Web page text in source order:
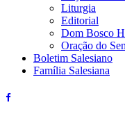
Liturgia
Editorial
Dom Bosco
Oração do
Boletim Salesiano
Família Salesiana